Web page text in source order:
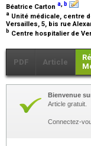
Béatrice Carton a, b
a Unité médicale, centre
Versailles, 5, bis rue
b Centre hospitalier de
PDF Article
Bienvenue
Article gratuit.
Connectez-